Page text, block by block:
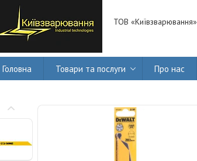
ТОВ «Київзварювання»
Головна Товари та послуги Про нас